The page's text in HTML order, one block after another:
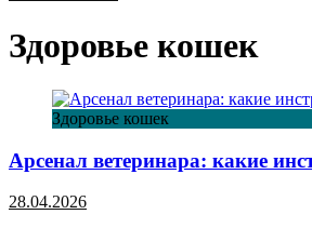
Здоровье кошек
Здоровье кошек
Арсенал ветеринара: какие
28.04.2026